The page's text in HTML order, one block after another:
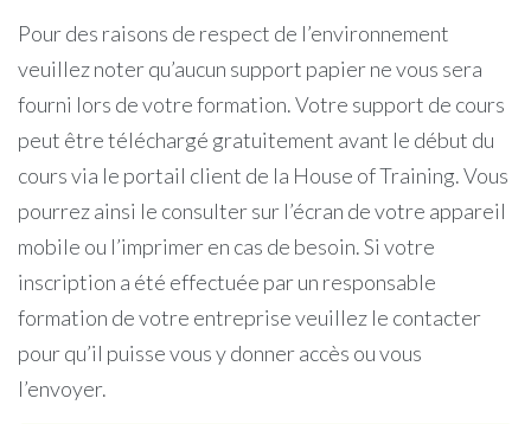
Pour des raisons de respect de l’environnement
veuillez noter qu’aucun support papier ne vous sera
fourni lors de votre formation. Votre support de cours
peut être téléchargé gratuitement avant le début du
cours via le portail client de la House of Training. Vous
pourrez ainsi le consulter sur l’écran de votre appareil
mobile ou l’imprimer en cas de besoin. Si votre
inscription a été effectuée par un responsable
formation de votre entreprise veuillez le contacter
pour qu’il puisse vous y donner accès ou vous
l’envoyer.